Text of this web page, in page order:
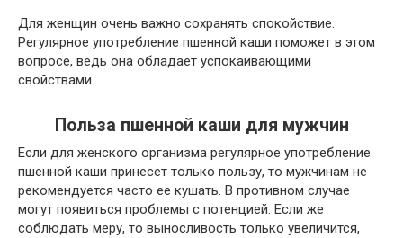
Для женщин очень важно сохранять спокойствие.
Регулярное употребление пшенной каши поможет в этом
вопросе, ведь она обладает успокаивающими
свойствами.
Польза пшенной каши для мужчин
Если для женского организма регулярное употребление
пшенной каши принесет только пользу, то мужчинам не
рекомендуется часто ее кушать. В противном случае
могут появиться проблемы с потенцией. Если же
соблюдать меру, то выносливость только увеличится,